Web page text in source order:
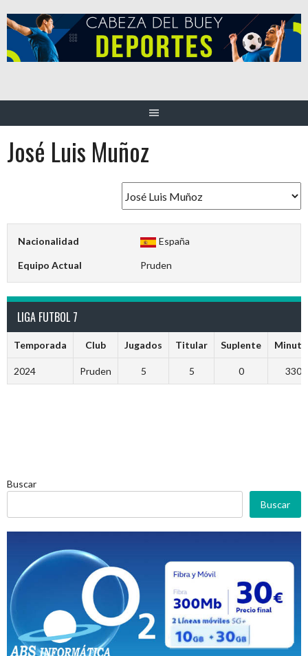
al
contenido
José Luis Muñoz
Nacionalidad España
Equipo Actual Pruden
LIGA FUTBOL 7
Temporada Club Jugados Titular Suplente
2024 Pruden 5 5 0 330
Buscar
Buscar